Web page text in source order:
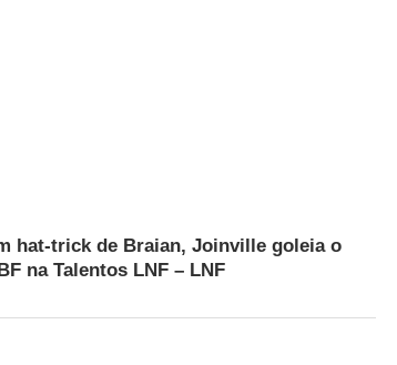
hat-trick de Braian, Joinville goleia o
na Talentos LNF – LNF